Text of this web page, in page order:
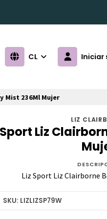
CL Iniciar
Mist 236Ml Mujer
LIZ
Liz
Liz Sport Liz Clairborne
SKU: LIZLIZSP79W